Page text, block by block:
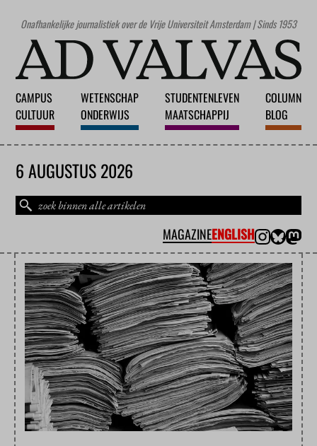
Onafhankelijke journalistiek over de Vrije Universiteit Amsterdam | Sinds 1953
CAMPUS
CULTUUR
WETENSCHAP
ONDERWIJS
STUDENTENLEVEN
MAATSCHAPPIJ
COLUMN
BLOG
6 AUGUSTUS 2026
MAGAZINEENGLISH